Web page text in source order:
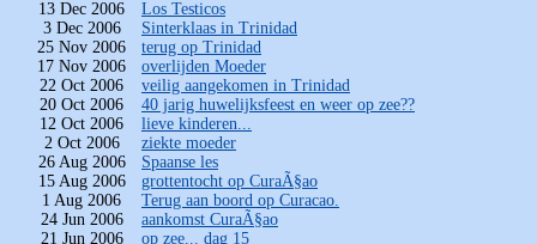
13 Dec 2006
Los Testicos
3 Dec 2006
Sinterklaas in Trinidad
25 Nov 2006
terug op Trinidad
17 Nov 2006
overlijden Moeder
22 Oct 2006
veilig aangekomen in Trinidad
20 Oct 2006
40 jarig huwelijksfeest en weer op zee??
12 Oct 2006
lieve kinderen...
2 Oct 2006
ziekte moeder
26 Aug 2006
Spaanse les
15 Aug 2006
grottentocht op CuraÃ§ao
1 Aug 2006
Terug aan boord op Curacao.
24 Jun 2006
aankomst CuraÃ§ao
21 Jun 2006
op zee... dag 15